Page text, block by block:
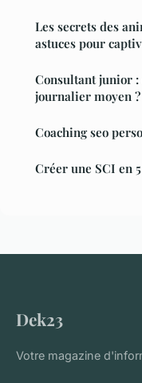
Les secrets des
astuces pour
Consultant junior
journalier moyen ?
Coaching seo
Créer une SCI en
Dek23
Votre magazine